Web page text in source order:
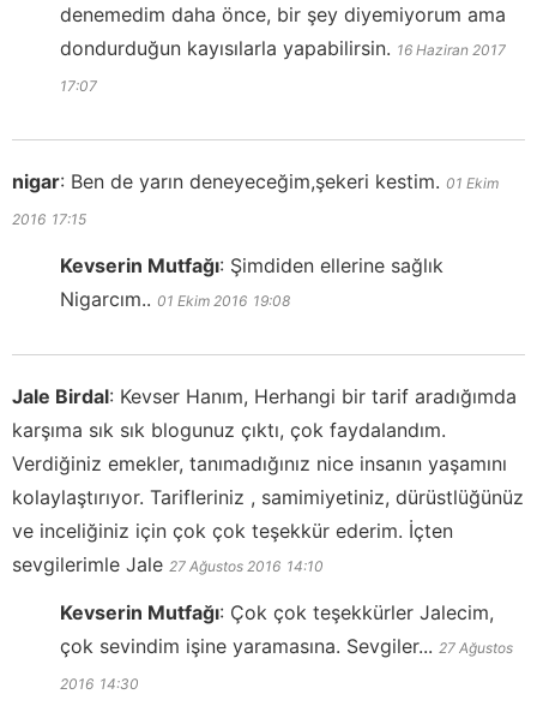
denemedim daha önce, bir şey diyemiyorum ama
dondurduğun kayısılarla yapabilirsin. 16 Haziran 2017
17:07
nigar: Ben de yarın deneyeceğim,şekeri kestim. 01 Ekim
2016 17:15
Kevserin Mutfağı: Şimdiden ellerine sağlık
Nigarcım.. 01 Ekim 2016 19:08
Jale Birdal: Kevser Hanım, Herhangi bir tarif aradığımda
karşıma sık sık blogunuz çıktı, çok faydalandım.
Verdiğiniz emekler, tanımadığınız nice insanın yaşamını
kolaylaştırıyor. Tarifleriniz , samimiyetiniz, dürüstlüğünüz
ve inceliğiniz için çok çok teşekkür ederim. İçten
sevgilerimle Jale 27 Ağustos 2016 14:10
Kevserin Mutfağı: Çok çok teşekkürler Jalecim,
çok sevindim işine yaramasına. Sevgiler... 27 Ağustos
2016 14:30